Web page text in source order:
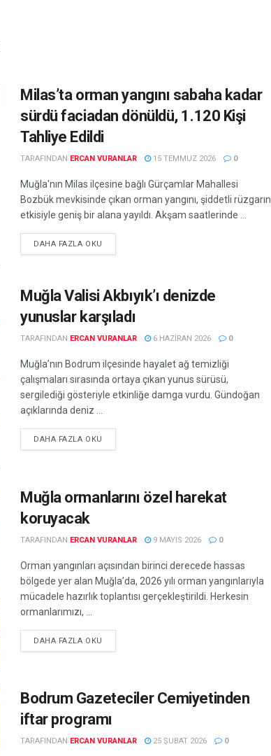
Milas’ta orman yangını sabaha kadar
sürdü faciadan dönüldü, 1.120 Kişi
Tahliye Edildi
TARAFINDAN ERCAN VURANLAR 15 TEMMUZ 2026 0
Muğla'nın Milas ilçesine bağlı Gürçamlar Mahallesi
Bozbük mevkisinde çıkan orman yangını, şiddetli rüzgarın
etkisiyle geniş bir alana yayıldı. Akşam saatlerinde ...
DAHA FAZLA OKU
Muğla Valisi Akbıyık’ı denizde
yunuslar karşıladı
TARAFINDAN ERCAN VURANLAR 6 HAZIRAN 2026 0
Muğla’nın Bodrum ilçesinde hayalet ağ temizliği
çalışmaları sırasında ortaya çıkan yunus sürüsü,
sergilediği gösteriyle etkinliğe damga vurdu. Gündoğan
açıklarında deniz ...
DAHA FAZLA OKU
Muğla ormanlarını özel harekat
koruyacak
TARAFINDAN ERCAN VURANLAR 9 MAYIS 2026 0
Orman yangınları açısından birinci derecede hassas
bölgede yer alan Muğla’da, 2026 yılı orman yangınlarıyla
mücadele hazırlık toplantısı gerçekleştirildi. Herkesin
ormanlarımızı, ...
DAHA FAZLA OKU
Bodrum Gazeteciler Cemiyetinden
iftar programı
TARAFINDAN ERCAN VURANLAR 25 ŞUBAT 2026 0